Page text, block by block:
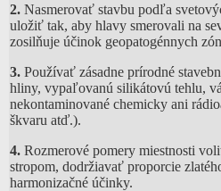
2. Nasmerovať stavbu podľa
uložiť tak, aby hlavy smerovali na
zosilňuje účinok geopatogénnych
3. Používať zásadne prírodné
hliny, vypaľovanú silikátovú tehlu,
nekontaminované chemicky ani
škvaru atď.).
4. Rozmerové pomery miestnosti
stropom, dodržiavať proporcie
harmonizačné účinky.